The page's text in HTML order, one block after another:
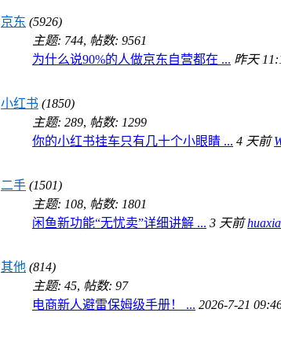
京东 (5926)
主题: 744, 帖数: 9561
为什么说90%的人做京东自营都在 ... 昨天
小红书 (1850)
主题: 289, 帖数: 1299
你的小红书挂车只有几十个小眼睛 ... 4 天前
二手 (1501)
主题: 108, 帖数: 1801
闲鱼新功能“无忧卖”详细讲解 ... 3 天前
其他 (814)
主题: 45, 帖数: 97
电商新人避雷保姆级手册！ ... 2026-7-21